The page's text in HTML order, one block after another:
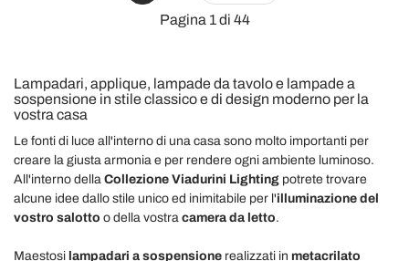
Pagina 1 di 44
Lampadari, applique, lampade da tavolo e lampade a
sospensione in stile classico e di design moderno per la
vostra casa
Le fonti di luce all'interno di una casa sono molto importanti per
creare la giusta armonia e per rendere ogni ambiente luminoso.
All'interno della Collezione Viadurini Lighting potrete trovare
alcune idee dallo stile unico ed inimitabile per l'illuminazione del
vostro salotto o della vostra camera da letto.
Maestosi lampadari a sospensione realizzati in metacrilato